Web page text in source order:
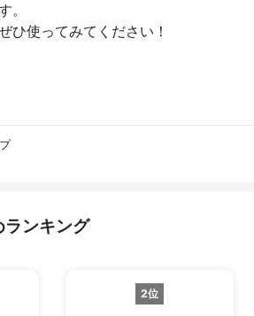
。
ひ使ってみてください！
ンキング
2位